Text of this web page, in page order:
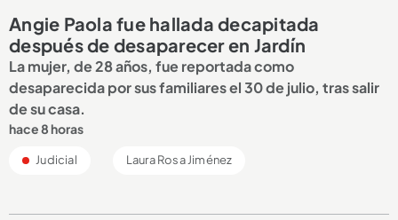
Angie Paola fue hallada decapitada
después de desaparecer en Jardín
La mujer, de 28 años, fue reportada como
desaparecida por sus familiares el 30 de julio, tras salir
de su casa.
hace 8 horas
Judicial Laura Rosa Jiménez